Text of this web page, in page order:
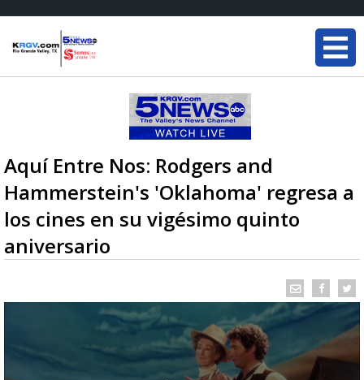
Aquí Entre Nos: Rodgers and
Hammerstein's 'Oklahoma' regresa a
los cines en su vigésimo quinto
aniversario